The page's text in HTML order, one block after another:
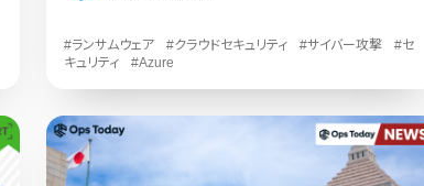
#ランサムウェア #クラウドセキュリティ #サイバー攻撃
#セ
キュリティ
#Azure